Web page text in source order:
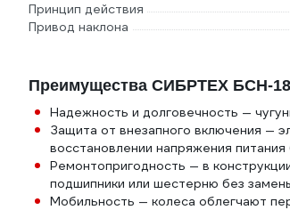
Принцип действия
Привод наклона
Преимущества СИБРТЕХ БСН-
Надежность и долговечность —
Защита от внезапного включения —
восстановлении напряжения
Ремонтопригодность — в
подшипники или шестерню без
Мобильность — колеса облегчают